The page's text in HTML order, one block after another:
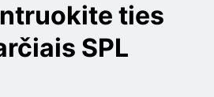
ties
SPL